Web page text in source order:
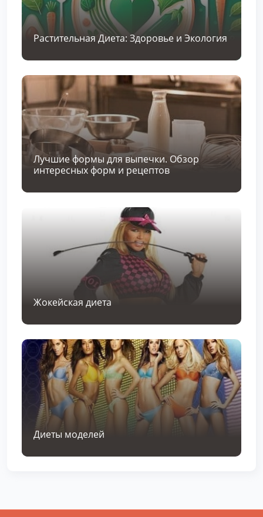
Растительная Диета: Здоровье и Экология
Лучшие формы для выпечки. Обзор
интересных форм и рецептов
Жокейская диета
Диеты моделей